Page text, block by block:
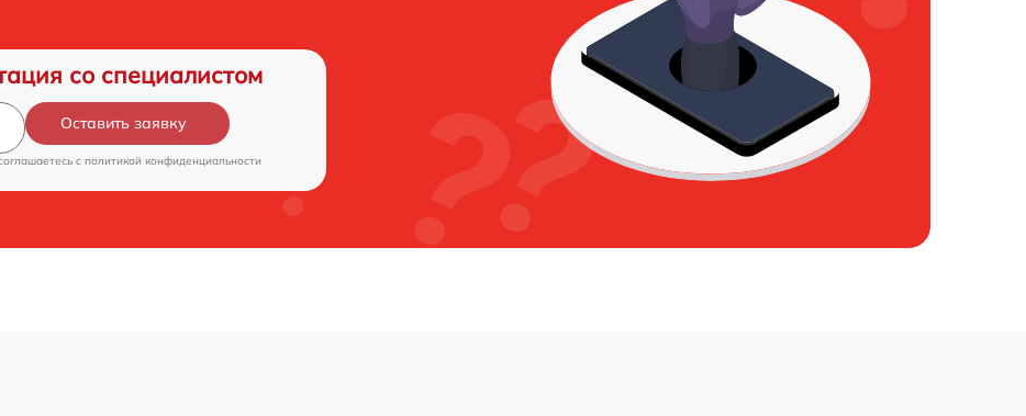
со специалистом
Оставить заявку
c политикой конфиденциальности